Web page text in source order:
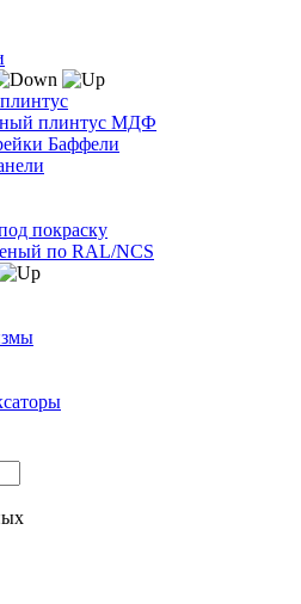
плинтус МДФ
Баффели
покраску
по RAL/NCS